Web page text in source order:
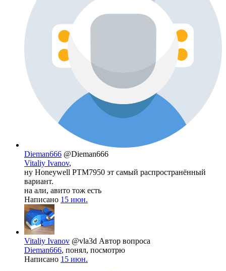
Dieman666 @Dieman666
Vitaliy Ivanov,
ну Honeywell PTM7950 эт самый распространённый
вариант.
на али, авито тож есть
Написано 15 июн.
Vitaliy Ivanov @vla3d Автор вопроса
Dieman666, понял, посмотрю
Написано 15 июн.